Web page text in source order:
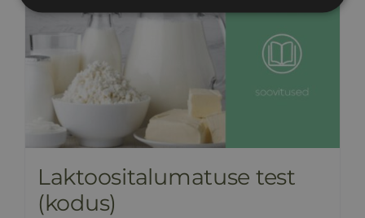
Laktoositalumatuse test
(kodus)